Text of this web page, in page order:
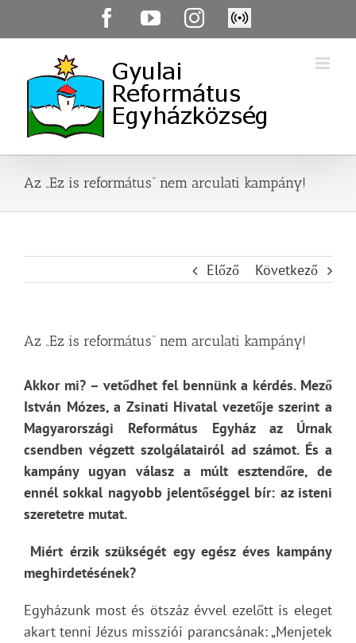
FacebookYouTubeInstagram
Élő
közvetítés
Az „Ez is református” nem arculati kampány!
Előző Következő
Az „Ez is református” nem arculati kampány!
Akkor mi? – vetődhet fel bennünk a kérdés. Mező
István Mózes, a Zsinati Hivatal vezetője szerint a
Magyarországi Református Egyház az Úrnak
csendben végzett szolgálatairól ad számot. És a
kampány ugyan válasz a múlt esztendőre, de
ennél sokkal nagyobb jelentőséggel bír: az isteni
szeretetre mutat.
Miért érzik szükségét egy egész éves kampány
meghirdetésének?
Egyházunk most és ötszáz évvel ezelőtt is eleget
akart tenni Jézus missziói parancsának: „Menjetek